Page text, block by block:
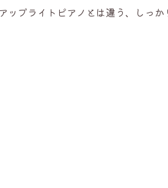
ップライトピアノとは違う、しっか